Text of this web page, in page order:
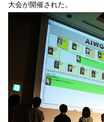
大会が開催された。